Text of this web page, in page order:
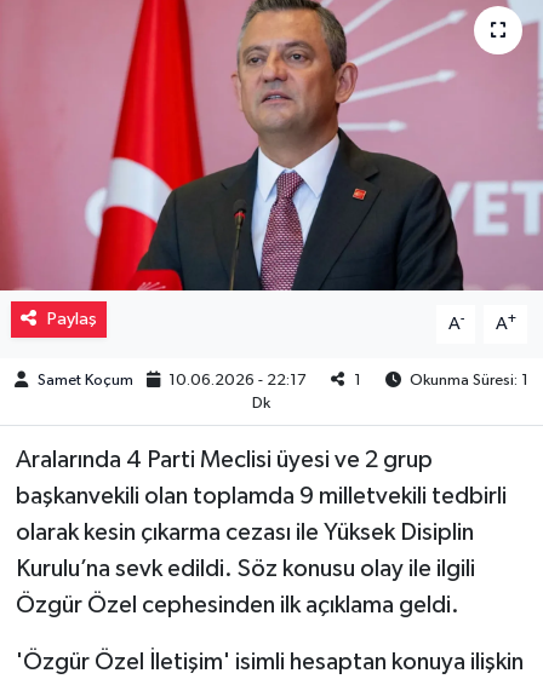
Paylaş A- A+
Samet Koçum 10.06.2026 - 22:17 1
Okunma Süresi: 1
Dk
Aralarında 4 Parti Meclisi üyesi ve 2 grup
başkanvekili olan toplamda 9 milletvekili tedbirli
olarak kesin çıkarma cezası ile Yüksek Disiplin
Kurulu’na sevk edildi. Söz konusu olay ile ilgili
Özgür Özel cephesinden ilk açıklama geldi.
'Özgür Özel İletişim' isimli hesaptan konuya ilişkin
Kültür Sanat
Magazin
Piyasa
Resmi İlanlar
Sinemalar
Siyaset
Spor
Teknoloji
Türkiye